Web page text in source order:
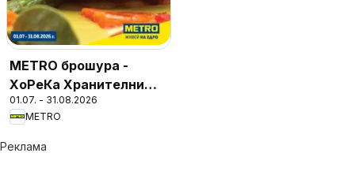
METRO брошура -
ХоРеКа Хранителни
стоки
01.07. - 31.08.2026
METRO
Реклама